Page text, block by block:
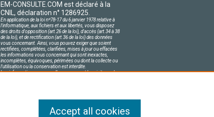
EM-CONSULTE.COM est déclaré à la
CNIL, déclaration n° 1286925.
En application de la loi nº78-17 du 6 janvier 1978 relative à
l'informatique, aux fichiers et aux libertés, vous disposez
des droits d'opposition (art.26 de la loi), d'accès (art.34 à 38
de la loi), et de rectification (art.36 de la loi) des données
vous concernant. Ainsi, vous pouvez exiger que soient
rectifiées, complétées, clarifiées, mises à jour ou effacées
les informations vous concernant qui sont inexactes,
incomplètes, équivoques, périmées ou dont la collecte ou
l'utilisation ou la conservation est interdite.
Les informations personnelles concernant les visiteurs de
Accept all cookies